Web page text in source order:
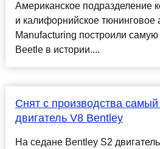
Американское подразделение
и калифорнийское тюнинговое
Manufacturing построили
Beetle в истории....
Снят с производства
двигатель V8 Bentley
На седане Bentley S2